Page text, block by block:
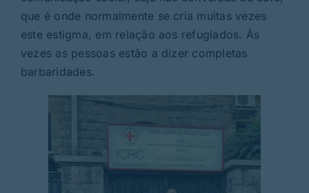
que é onde normalmente se cria muitas vezes
este estigma, em relação aos refugiados. Às
vezes as pessoas estão a dizer completas
barbaridades.